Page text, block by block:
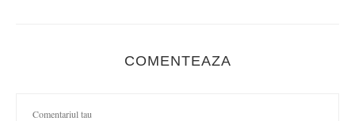
COMENTEAZA